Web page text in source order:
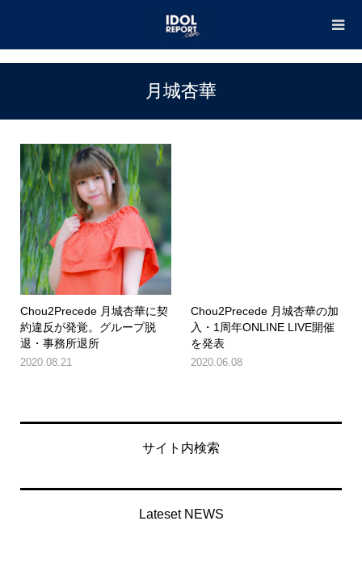
月城杏華
Chou2Precede 月城杏華に契
約違反が発覚。グループ脱
退・事務所退所
2020.08.21
Chou2Precede 月城杏華の加
入・1周年ONLINE LIVE開催
を発表
2020.06.08
サイト内検索
Lateset NEWS